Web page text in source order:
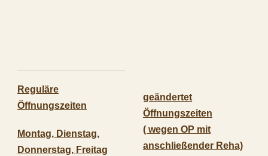
Reguläre
Öffnungszeiten
Montag, Dienstag,
Donnerstag, Freitag
geändertet
Öffnungszeiten
( wegen OP mit
anschließender Reha)